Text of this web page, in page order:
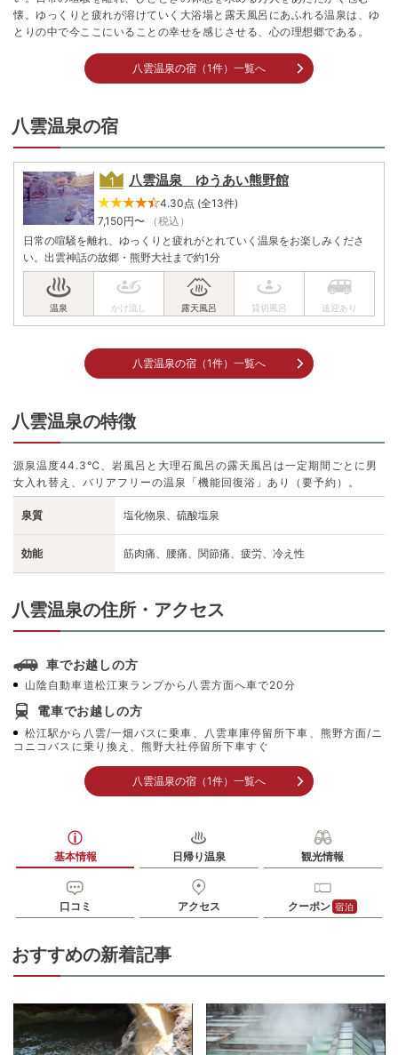
懐。ゆっくりと疲れが溶けていく大浴場と露天風呂にあふれる温泉は、ゆ
とりの中で今ここにいることの幸せを感じさせる、心の理想郷である。
八雲温泉の宿（1件）一覧へ
八雲温泉の宿
八雲温泉 ゆうあい熊野館
4.30点 (全13件)
7,150円〜
（税込）
日常の喧騒を離れ、ゆっくりと疲れがとれていく温泉をお楽しみくださ
い。出雲神話の故郷・熊野大社まで約1分
八雲温泉の宿（1件）一覧へ
八雲温泉の特徴
源泉温度44.3℃、岩風呂と大理石風呂の露天風呂は一定期間ごとに男
女入れ替え、バリアフリーの温泉「機能回復浴」あり（要予約）。
泉質 塩化物泉、硫酸塩泉
効能 筋肉痛、腰痛、関節痛、疲労、冷え性
八雲温泉の住所・アクセス
車でお越しの方
山陰自動車道松江東ランプから八雲方面へ車で20分
電車でお越しの方
松江駅から八雲/一畑バスに乗車、八雲車庫停留所下車、熊野方面/ニ
コニコバスに乗り換え、熊野大社停留所下車すぐ
八雲温泉の宿（1件）一覧へ
基本情報 日帰り温泉 観光情報
口コミ アクセス クーポン 宿泊
おすすめの新着記事